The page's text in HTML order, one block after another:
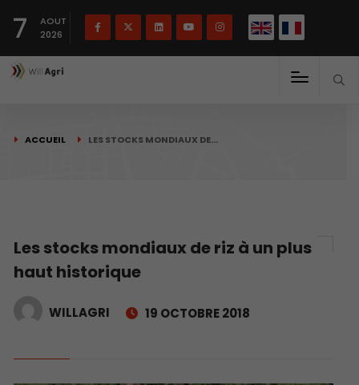
7
AOUT
2026
ACCUEIL LES STOCKS MONDIAUX DE…
Les stocks mondiaux de riz à un plus
haut historique
WILLAGRI 19 OCTOBRE 2018
Français English(English)